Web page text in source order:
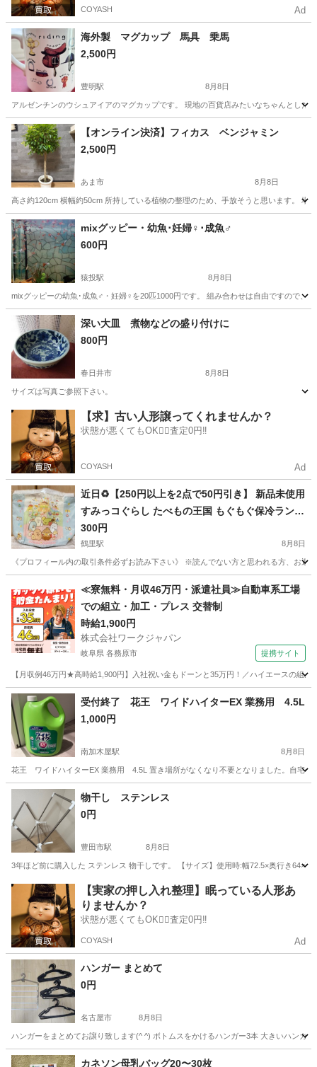
COYASH Ad
海外製 マグカップ 馬具 乗馬
2,500円
豊明駅 8月8日
アルゼンチンのウシュアイアのマグカップです。 現地の百貨店みたいなちゃんとし
愛知 豊明市 豊明駅 食器 馬具
【オンライン決済】フィカス ベンジャミン
2,500円
あま市 8月8日
高さ約120cm 横幅約50cm 所持している植物の整理のため、手放そうと思います。
愛知 あま市 家庭用品
mixグッピー・幼魚･妊婦♀･成魚♂
600円
猿投駅 8月8日
mixグッピーの幼魚･成魚♂・妊婦♀を20匹1000円です。 組み合わせは自由ですので、
愛知 豊田市 猿投駅 家庭用品 グッピー
深い大皿 煮物などの盛り付けに
800円
春日井市 8月8日
サイズは写真ご参照下さい。
愛知 春日井市 食器
【求】古い人形譲ってくれませんか？
状態が悪くてもOK🙆‍♀️査定0円‼️
COYASH Ad
近日♻️【250円以上を2点で50円引き】 新品未使用
すみっコぐらし たべもの王国 もぐもぐ保冷ランチ
バッグ❁¨̮
300円
鶴里駅 8月8日
《プロフィール内の取引条件必ずお読み下さい》 ※読んでない方と思われる方、お
鶴里駅 その他 すみっコぐらし
≪寮無料・月収46万円・派遣社員≫自動車系工場
での組立・加工・プレス 交替制
時給1,900円
株式会社ワークジャパン
岐阜県 各務原市 提携サイト
【月収例46万円★高時給1,900円】入社祝い金もドーンと35万円！／ハイエースの組
岐阜 各務原市 その他
受付終了 花王 ワイドハイターEX 業務用 4.5L
1,000円
南加木屋駅 8月8日
花王 ワイドハイターEX 業務用 4.5L 置き場所がなくなり不要となりました。自宅保
愛知 東海市 南加木屋駅
物干し ステンレス
0円
豊田市駅 8月8日
3年ほど前に購入した ステンレス 物干しです。 【サイズ】使用時:幅72.5×奥行き64×
愛知 豊田市 豊田市駅 洗濯用品
【実家の押し入れ整理】眠っている人形あ
りませんか？
状態が悪くてもOK🙆‍♀️査定0円‼️
COYASH Ad
ハンガー まとめて
0円
名古屋市 8月8日
ハンガーをまとめてお譲り致します(^ ^) ボトムスをかけるハンガー3本 大きいハンガ
愛知 名古屋市 洗濯用品
カネソン母乳バッグ20〜30枚